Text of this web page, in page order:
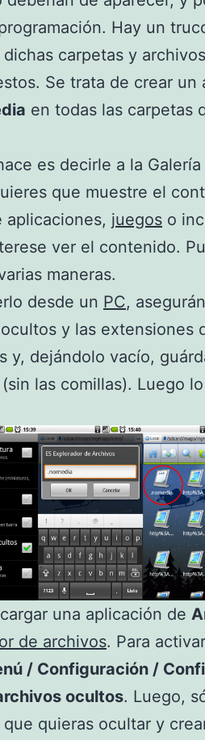
Hay un
carpetas y
Se trata de crear
en todas las carpetas
es decirle a la
que muestre el
aplicaciones, juegos o
ver el contenido.
maneras.
desde un PC,
y las extensiones
y, dejándolo vacío,
(sin las comillas). Luego
una aplicación de
de archivos. Para
/ Configuración /
ocultos. Luego,
quieras ocultar y